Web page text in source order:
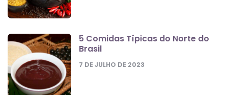
5 Comidas Típicas do Norte do
Brasil
7 DE JULHO DE 2023